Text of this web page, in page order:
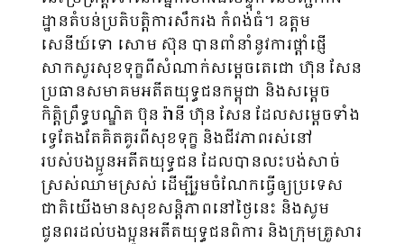
ដ្ឋានតំបន់ប្រតិបត្តិការសឹករង កំពង់ធំ។ ឧត្តម
សេនីយ៍ទោ សោម ស៊ុន បានពាំនាំនូវការផ្តាំផ្ញើ
សាកសួរសុខទុក្ខពីសំណាក់សម្ដេចតេជោ ហ៊ុន សែន
ប្រធានសមាគមអតីតយុទ្ធជនកម្ពុជា និងសម្ដេច
កិត្តិព្រឹទ្ធបណ្ឌិត ប៊ុន រ៉ានី ហ៊ុន សែន ដែលសម្ដេចទាំង
ទ្វេតែងតែគិតគូរពីសុខទុក្ខ និងជីវភាពរស់នៅ
របស់បងប្អូនអតីតយុទ្ធជន ដែលបានលះបង់សាច់
ស្រស់ឈាមស្រស់ ដើម្បីរួមចំណែកធ្វើឲ្យប្រទេស
ជាតិយើងមានសុខសន្តិភាពនៅថ្ងៃនេះ និងសូម
ជូនពរដល់បងប្អូនអតីតយុទ្ធជនពិការ និងក្រុមគ្រួសារ